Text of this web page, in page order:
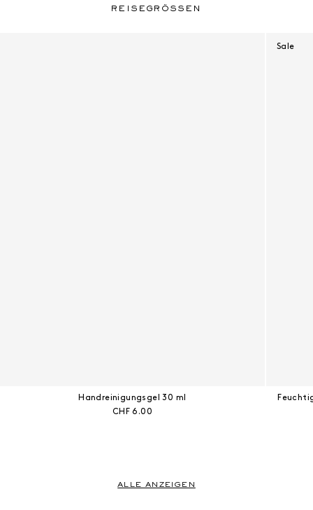
REISEGRÖSSEN
Handreinigungsgel 30 ml
Aktueller Preis:
CHF 6.00
Sale
ALLE ANZEIGEN